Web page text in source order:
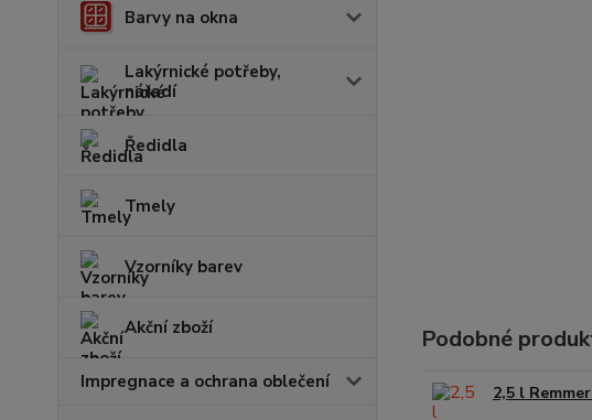
Barvy na okna
Lakýrnické potřeby,
nářadí
Ředidla
Tmely
Vzorníky barev
Akční zboží
Impregnace a ochrana oblečení
Podobné
2,5 l